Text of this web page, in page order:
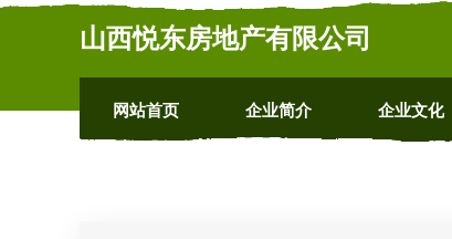
山西悦东房地产有限公司
网站首页 企业简介 企业文化